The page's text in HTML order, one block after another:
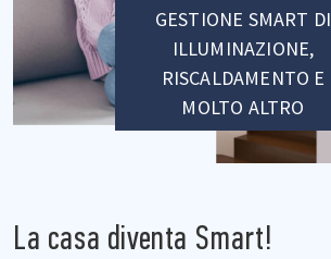
La casa diventa Smart!
GESTIONE SMART DI
ILLUMINAZIONE,
RISCALDAMENTO E
MOLTO ALTRO